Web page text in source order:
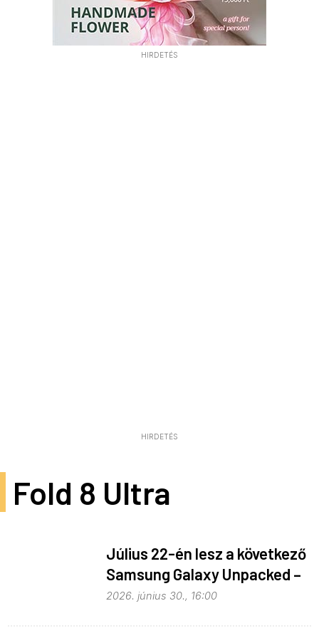
HIRDETÉS
HIRDETÉS
Fold 8 Ultra
Július 22-én lesz a következő
Samsung Galaxy Unpacked –
ez várható
2026. június 30., 16:00